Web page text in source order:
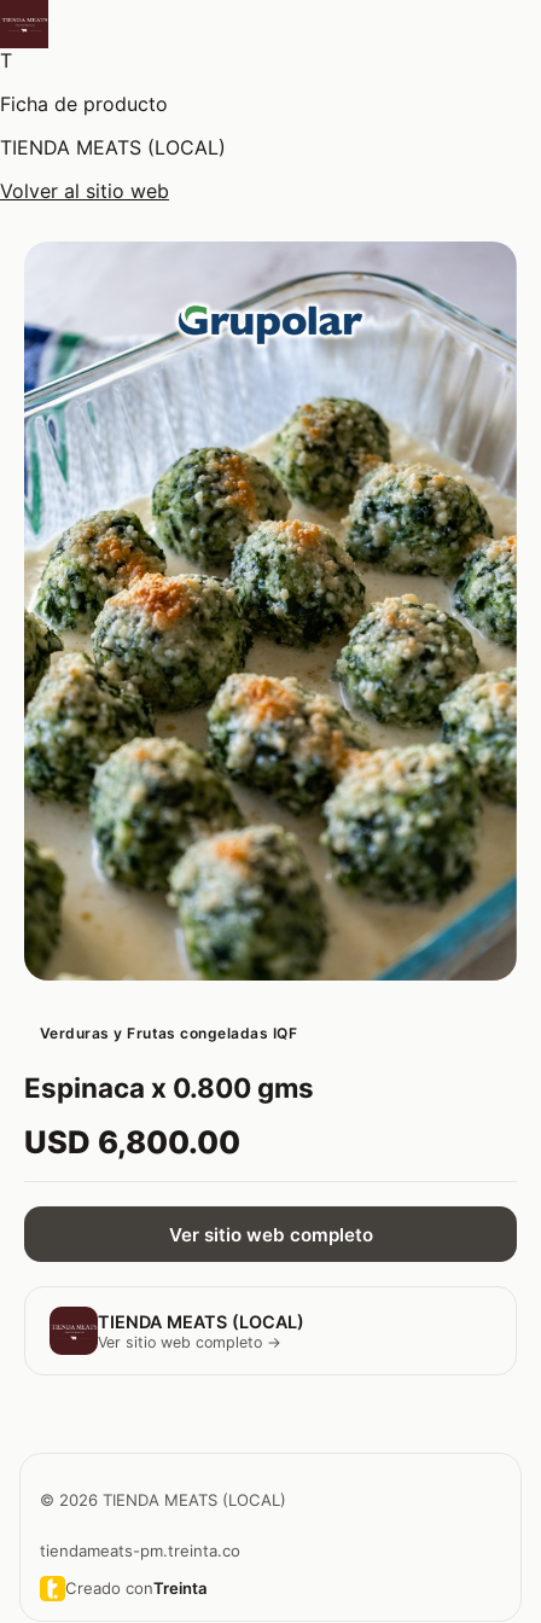
T
Ficha de producto
TIENDA MEATS (LOCAL)
Volver al sitio web
Verduras y Frutas congeladas IQF
Espinaca x 0.800 gms
USD 6,800.00
Ver sitio web completo
TIENDA MEATS (LOCAL)
Ver sitio web completo →
© 2026 TIENDA MEATS (LOCAL)
tiendameats-pm.treinta.co
Creado conTreinta